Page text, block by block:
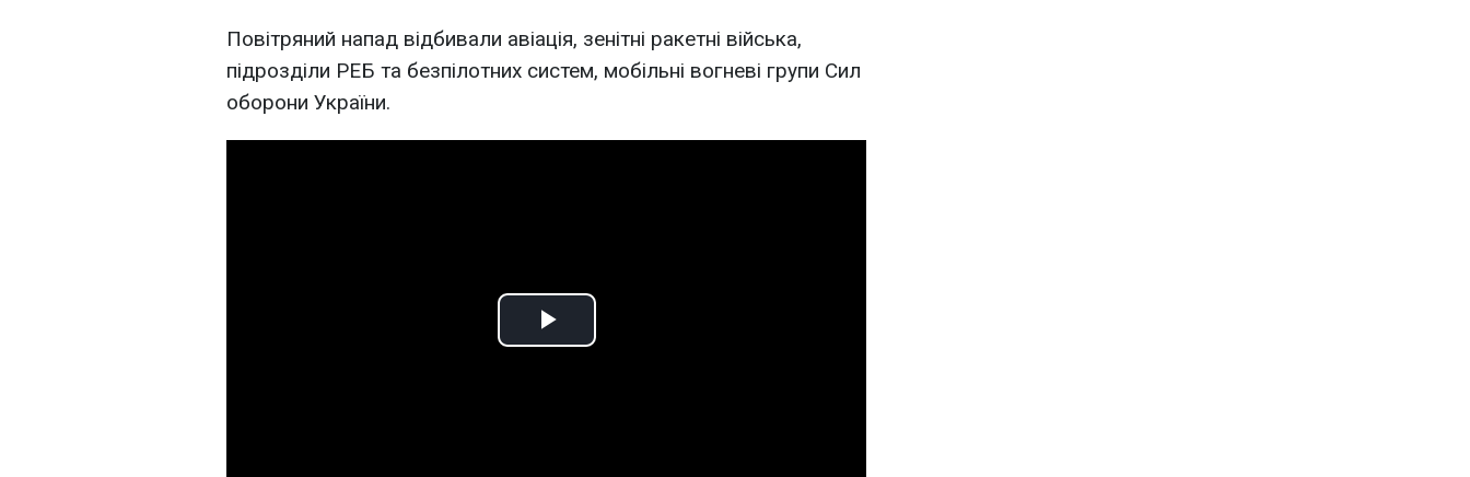
Повітряний напад відбивали авіація, зенітні ракетні війська,
підрозділи РЕБ та безпілотних систем, мобільні вогневі групи Сил
оборони України.
Play